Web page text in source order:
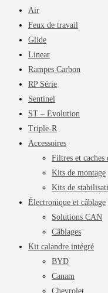
Air
Feux de travail
Glide
Linear
Rampes Carbon
RP Série
Sentinel
ST – Evolution
Triple-R
Accessoires
Filtres et caches
Kits de montage
Kits de
Électronique et câblage
Solutions CAN
Câblages
Kit calandre intégré
BYD
Canam
Chevrolet